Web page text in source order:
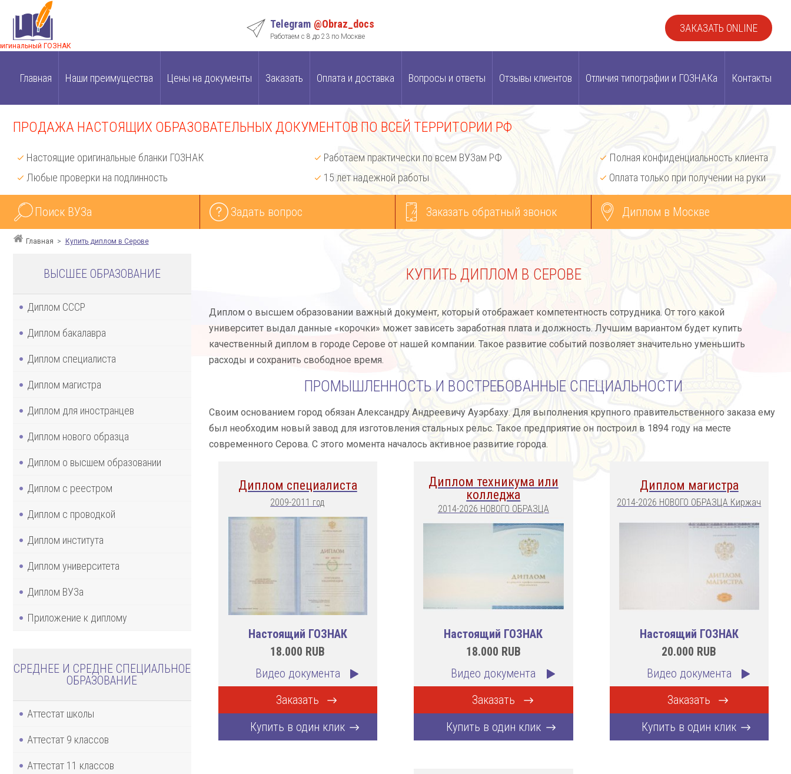
ГОЗНАК
Telegram @Obraz_docs
Работаем с 8 до 23 по Москве
ЗАКАЗАТЬ ONLINE
Главная Наши преимущества Цены на документы Заказать Оплата и доставка Вопросы и ответы Отзывы клиентов Отличия типографии и ГОЗНАКа Контакты
ПРОДАЖА НАСТОЯЩИХ ОБРАЗОВАТЕЛЬНЫХ ДОКУМЕНТОВ ПО ВСЕЙ ТЕРРИТОРИИ РФ
Настоящие оригинальные бланки ГОЗНАК
Любые проверки на подлинность
Работаем практически по всем ВУЗам РФ
15 лет надежной работы
Полная конфиденциальность клиента
Оплата только при получении на руки
Поиск ВУЗа Задать вопрос Заказать обратный звонок Диплом в Москве
Главная Купить диплом в Серове
ВЫСШЕЕ ОБРАЗОВАНИЕ
Диплом СССР
Диплом бакалавра
Диплом специалиста
Диплом магистра
Диплом для иностранцев
Диплом нового образца
Диплом о высшем образовании
Диплом с реестром
Диплом с проводкой
Диплом института
Диплом университета
Диплом ВУЗа
Приложение к диплому
СРЕДНЕЕ И СРЕДНЕ СПЕЦИАЛЬНОЕ
ОБРАЗОВАНИЕ
Аттестат школы
Аттестат 9 классов
Аттестат 11 классов
КУПИТЬ ДИПЛОМ В СЕРОВЕ
Диплом о высшем образовании важный документ, который отображает компетентность сотрудника. От того какой
университет выдал данные «корочки» может зависеть заработная плата и должность. Лучшим вариантом будет купить
качественный диплом в городе Серове от нашей компании. Такое развитие событий позволяет значительно уменьшить
расходы и сохранить свободное время.
ПРОМЫШЛЕННОСТЬ И ВОСТРЕБОВАННЫЕ СПЕЦИАЛЬНОСТИ
Своим основанием город обязан Александру Андреевичу Ауэрбаху. Для выполнения крупного правительственного заказа ему
был необходим новый завод для изготовления стальных рельс. Такое предприятие он построил в 1894 году на месте
современного Серова. С этого момента началось активное развитие города.
Диплом специалиста
2009-2011 год
Настоящий ГОЗНАК
18.000 RUB
Видео документа
Заказать
Купить в один клик
Диплом техникума или
колледжа
2014-2026 НОВОГО ОБРАЗЦА
Настоящий ГОЗНАК
18.000 RUB
Видео документа
Заказать
Купить в один клик
Диплом магистра
2014-2026 НОВОГО ОБРАЗЦА Киржач
Настоящий ГОЗНАК
20.000 RUB
Видео документа
Заказать
Купить в один клик